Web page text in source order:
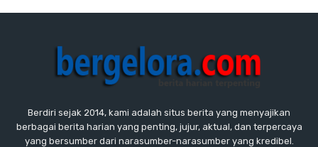
Berdiri sejak 2014, kami adalah situs berita yang menyajikan
berbagai berita harian yang penting, jujur, aktual, dan terpercaya
yang bersumber dari narasumber-narasumber yang kredibel.